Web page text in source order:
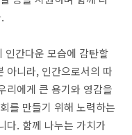
인간다운 모습에 감탄할
아니라, 인간으로서의 따
리에게 큰 용기와 영감을
를 만들기 위해 노력하는
다. 함께 나누는 가치가